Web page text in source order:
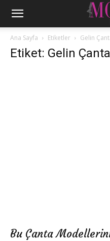
Ana Sayfa Etiketler Gelin
Etiket: Gelin
Bu Çanta